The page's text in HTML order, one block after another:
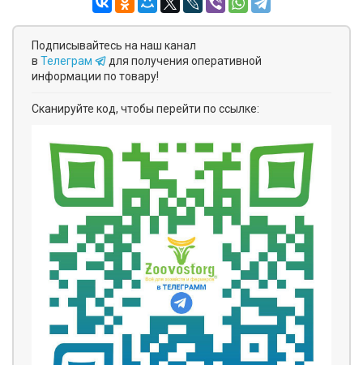
Подписывайтесь на наш канал
в Телеграм
для получения оперативной
информации по товару!
Сканируйте код, чтобы перейти по ссылке: